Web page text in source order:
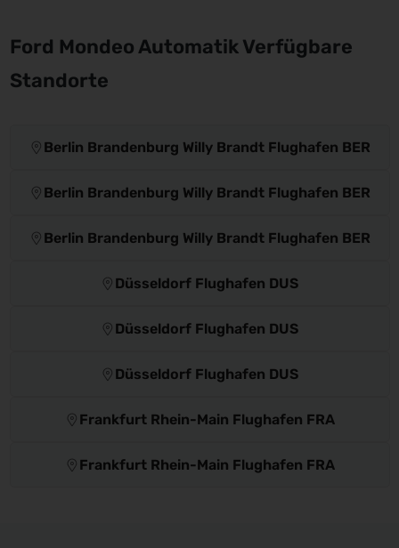
Ford Mondeo Automatik Verfügbare
Standorte
Berlin Brandenburg Willy Brandt Flughafen BER
Berlin Brandenburg Willy Brandt Flughafen BER
Berlin Brandenburg Willy Brandt Flughafen BER
Düsseldorf Flughafen DUS
Düsseldorf Flughafen DUS
Düsseldorf Flughafen DUS
Frankfurt Rhein-Main Flughafen FRA
Frankfurt Rhein-Main Flughafen FRA